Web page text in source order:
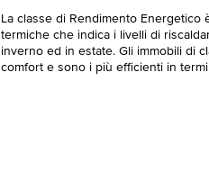
La classe di Rendimento
termiche che indica i livelli di
inverno ed in estate. Gli immobili di
comfort e sono i più efficienti in